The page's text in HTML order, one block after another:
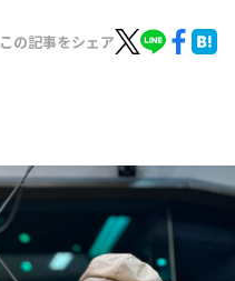
この記事をシェア